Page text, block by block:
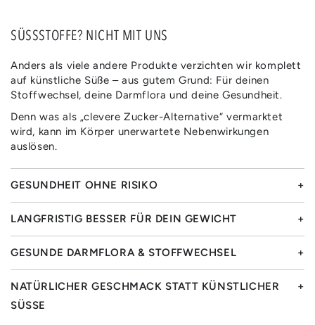
SÜSSSTOFFE? NICHT MIT UNS
Anders als viele andere Produkte verzichten wir komplett
auf künstliche Süße – aus gutem Grund: Für deinen
Stoffwechsel, deine Darmflora und deine Gesundheit.
Denn was als „clevere Zucker-Alternative“ vermarktet
wird, kann im Körper unerwartete Nebenwirkungen
auslösen.
GESUNDHEIT OHNE RISIKO
LANGFRISTIG BESSER FÜR DEIN GEWICHT
GESUNDE DARMFLORA & STOFFWECHSEL
NATÜRLICHER GESCHMACK STATT KÜNSTLICHER
SÜSSE